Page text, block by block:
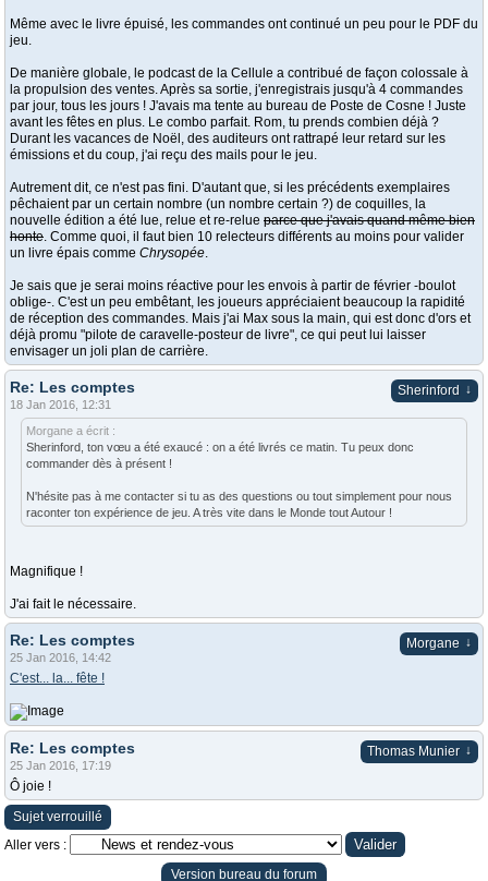
Même avec le livre épuisé, les commandes ont continué un peu pour le PDF du
jeu.
De manière globale, le podcast de la Cellule a contribué de façon colossale à
la propulsion des ventes. Après sa sortie, j'enregistrais jusqu'à 4 commandes
par jour, tous les jours ! J'avais ma tente au bureau de Poste de Cosne ! Juste
avant les fêtes en plus. Le combo parfait. Rom, tu prends combien déjà ?
Durant les vacances de Noël, des auditeurs ont rattrapé leur retard sur les
émissions et du coup, j'ai reçu des mails pour le jeu.
Autrement dit, ce n'est pas fini. D'autant que, si les précédents exemplaires
pêchaient par un certain nombre (un nombre certain ?) de coquilles, la
nouvelle édition a été lue, relue et re-relue parce que j'avais quand même bien
honte. Comme quoi, il faut bien 10 relecteurs différents au moins pour valider
un livre épais comme Chrysopée.
Je sais que je serai moins réactive pour les envois à partir de février -boulot
oblige-. C'est un peu embêtant, les joueurs appréciaient beaucoup la rapidité
de réception des commandes. Mais j'ai Max sous la main, qui est donc d'ors et
déjà promu "pilote de caravelle-posteur de livre", ce qui peut lui laisser
envisager un joli plan de carrière.
Sherinford ↓
Re: Les comptes
18 Jan 2016, 12:31
Morgane a écrit :
Sherinford, ton vœu a été exaucé : on a été livrés ce matin. Tu peux donc
commander dès à présent !
N'hésite pas à me contacter si tu as des questions ou tout simplement pour nous
raconter ton expérience de jeu. A très vite dans le Monde tout Autour !
Magnifique !
J'ai fait le nécessaire.
Morgane ↓
Re: Les comptes
25 Jan 2016, 14:42
C'est... la... fête !
Thomas Munier ↓
Re: Les comptes
25 Jan 2016, 17:19
Ô joie !
Sujet verrouillé
Aller vers :
Version bureau du forum